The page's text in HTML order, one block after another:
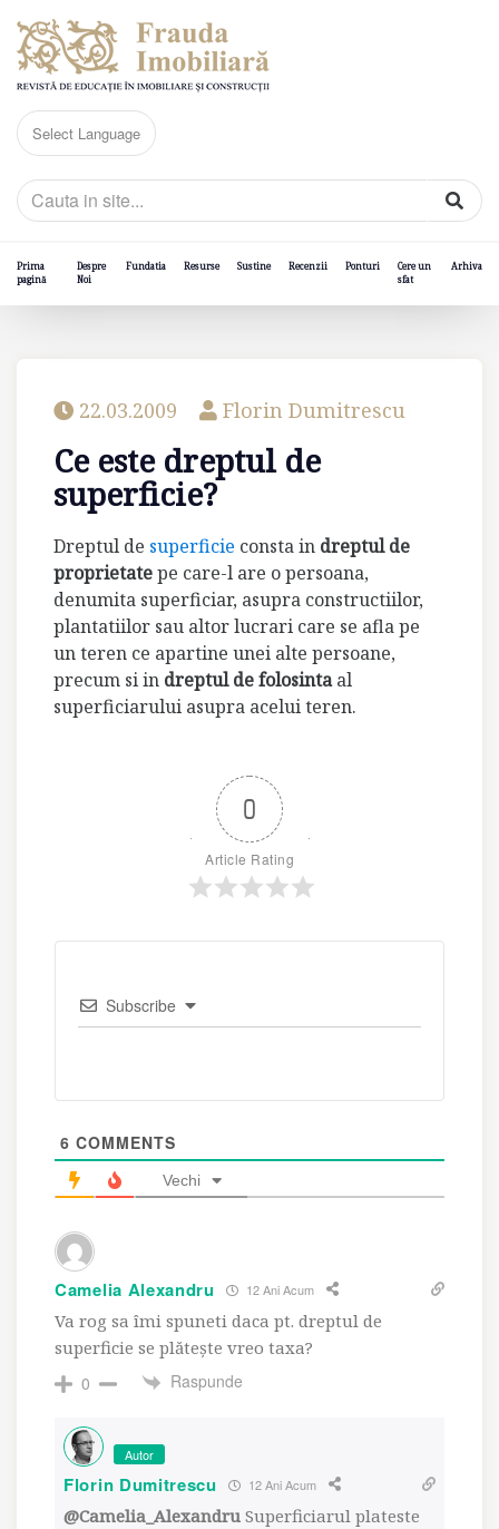
Prima
pagină
Despre
Noi
Fundatia Resurse Sustine Recenzii Ponturi
Cere un
sfat
Arhiva
22.03.2009 Florin Dumitrescu
Ce este dreptul de
superficie?
Dreptul de superficie consta in dreptul de
proprietatepe care-l are o persoana,
denumita superficiar, asupra constructiilor,
plantatiilor sau altor lucrari care se afla pe
un teren ce apartine unei alte persoane,
precum si in dreptul de folosintaal
superficiarului asupra acelui teren.
0
Article Rating
Subscribe
6 COMMENTS
Vechi
Camelia Alexandru 12 Ani Acum
Va rog sa îmi spuneti daca pt. dreptul de
superficie se plătește vreo taxa?
0
Raspunde
Autor
Florin Dumitrescu 12 Ani Acum
@Camelia_Alexandru Superficiarul plateste